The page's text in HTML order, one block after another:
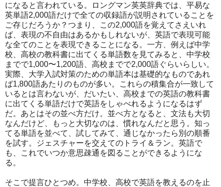
になると言われている。ロングマン英英辞典では、平易な
英単語2,000語だけで全ての収録語が説明されていることを
ご存じだろうか？つまり、この2,000語を覚えてさえいれ
ば、表現の不自由はあるかもしれないが、英語で表現可能
な全てのことを表現できることになる。一方、例えば中学
校、高校の教科書に出てくる単語数を見てみると、中学校
までで1,000〜1,200語、高校までで2,000語ぐらいらしい。
実際、大学入試対策のための単語本は基礎的なものであれ
ば1,800語あたりのものが多い。これらの積集合が一致して
いるとは言わないが、だいたい、高校までの英語の教科書
に出てくる単語だけで英語をしゃべれるようになるはず
だ。あとはその並べ方だけ。並べ方となると、文法も大切
なんだけど、もっと大切なのは、慣れなんだと思う。知っ
てる単語を並べて、試してみて、通じなかったら別の順番
を試す。ジェスチャーを交えてのトライ＆ラン。英語で
も、これでいつか意思疎通を図ることができるようにな
る。
そこで提言ひとつめ。中学校、高校で英語を教えるのを止